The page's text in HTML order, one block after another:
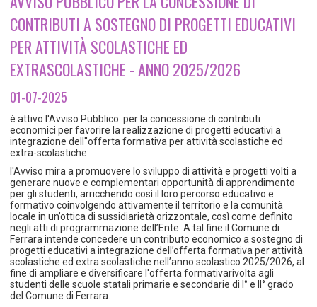
RAPPORTI UTENZA
Coordinamento Provinciale Ferrarese Informagiovani
SOCIALE
CONTRIBUTI A SOSTEGNO DI PROGETTI EDUCATIVI
PER ATTIVITÀ SCOLASTICHE ED
EXTRASCOLASTICHE - ANNO 2025/2026
01-07-2025
è attivo l'Avviso Pubblico per la concessione di contributi
economici per favorire la realizzazione di progetti educativi a
integrazione dell''offerta formativa per attività scolastiche ed
extra-scolastiche.
l'Avviso mira a promuovere lo sviluppo di attività e progetti volti a
generare nuove e complementari opportunità di apprendimento
per gli studenti, arricchendo così il loro percorso educativo e
formativo coinvolgendo attivamente il territorio e la comunità
locale in un’ottica di sussidiarietà orizzontale, così come definito
negli atti di programmazione dell’Ente. A tal fine il Comune di
Ferrara intende concedere un contributo economico a sostegno di
progetti educativi a integrazione dell’offerta formativa per attività
scolastiche ed extra scolastiche nell’anno scolastico 2025/2026, al
fine di ampliare e diversificare l'offerta formativarivolta agli
studenti delle scuole statali primarie e secondarie di I° e II° grado
del Comune di Ferrara.